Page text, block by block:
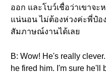
ออก และโบว์เชื่อว่าเขาจะ
แน่นอน ไม่ต้องห่วงค่ะพี่ป๋อ
สัมภาษณ์งานได้เลย
B: Wow! He's really
he fired him. I'm sure he'll